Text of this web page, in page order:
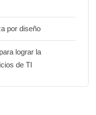
por diseño
lograr la
de TI